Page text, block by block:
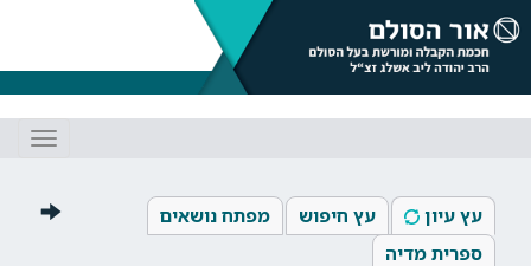
עץ עיון עץ חיפוש
מפתח נושאים
ספרית מדיה